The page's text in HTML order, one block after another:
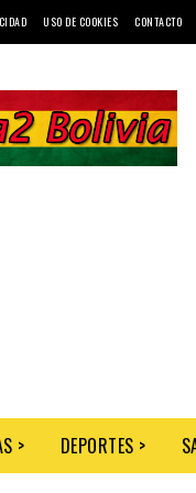
USO DE COOKIES CONTACTO
> DEPORTES >